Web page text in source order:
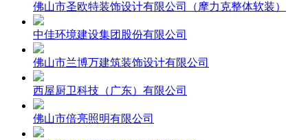
佛山市圣欧特装饰设计有限公司（摩力克整体软装）
中佳环境建设集团股份有限公司
佛山市兰博万建筑装饰设计有限公司
西屋厨卫科技（广东）有限公司
佛山市倍亮照明有限公司